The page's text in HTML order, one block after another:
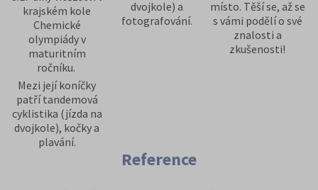
krajském kole
Chemické
olympiády v
maturitním
ročníku.
Mezi její koníčky
patří tandemová
cyklistika (jízda na
dvojkole), kočky a
plavání.
dvojkole) a
fotografování.
místo. Těší se, až se
s vámi podělí o své
znalosti a
zkušenosti!
Reference